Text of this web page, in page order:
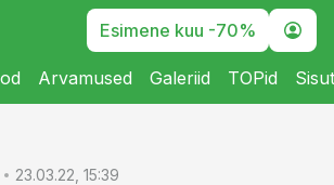
Esimene kuu -70%
Arvamused Galeriid TOPid
23.03.22, 15:39